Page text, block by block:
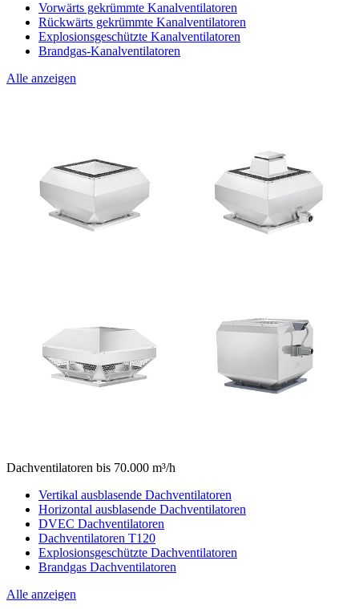
Vorwärts gekrümmte Kanalventilatoren
Rückwärts gekrümmte Kanalventilatoren
Explosionsgeschützte Kanalventilatoren
Brandgas-Kanalventilatoren
Alle anzeigen
Dachventilatoren bis 70.000 m³/h
Vertikal ausblasende Dachventilatoren
Horizontal ausblasende Dachventilatoren
DVEC Dachventilatoren
Dachventilatoren T120
Explosionsgeschützte Dachventilatoren
Brandgas Dachventilatoren
Alle anzeigen